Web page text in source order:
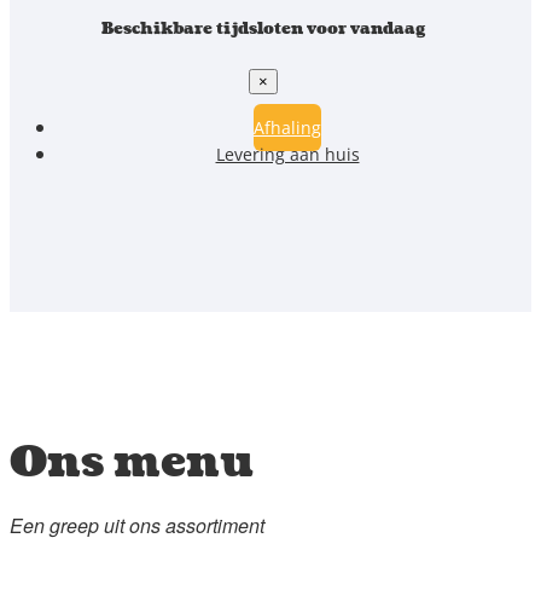
Beschikbare tijdsloten voor vandaag
×
Afhaling
Levering aan huis
Ons menu
Een greep uit ons assortiment